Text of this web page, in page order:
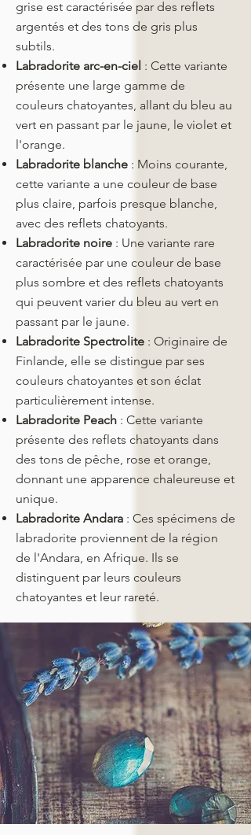
grise est caractérisée par des reflets
argentés et des tons de gris plus
subtils.
Labradorite arc-en-ciel : Cette variante
présente une large gamme de
couleurs chatoyantes, allant du bleu au
vert en passant par le jaune, le violet et
l'orange.
Labradorite blanche : Moins courante,
cette variante a une couleur de base
plus claire, parfois presque blanche,
avec des reflets chatoyants.
Labradorite noire : Une variante rare
caractérisée par une couleur de base
plus sombre et des reflets chatoyants
qui peuvent varier du bleu au vert en
passant par le jaune.
Labradorite Spectrolite : Originaire de
Finlande, elle se distingue par ses
couleurs chatoyantes et son éclat
particulièrement intense.
Labradorite Peach : Cette variante
présente des reflets chatoyants dans
des tons de pêche, rose et orange,
donnant une apparence chaleureuse et
unique.
Labradorite Andara : Ces spécimens de
labradorite proviennent de la région
de l'Andara, en Afrique. Ils se
distinguent par leurs couleurs
chatoyantes et leur rareté.